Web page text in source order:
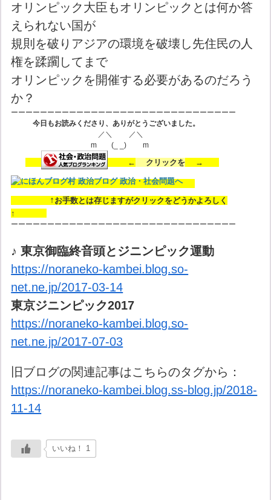
オリンピック大臣もオリンピックとは何か答
えられない国が
規則を破りアジアの環境を破壊し先住民の人
権を蹂躙してまで
オリンピックを開催する必要があるのだろう
か？
ーーーーーーーーーーーーーーーーーーーーーーーーーーーーーーー
今日もお読みくださり、ありがとうございました。
／＼ ／＼
m (_ _) m
← クリックを →
↑ お手数とは存じますがクリックをどうかよろしく
↑
ーーーーーーーーーーーーーーーーーーーーーーーーーーーーーーー
♪ 東京御臨終音頭とジニンピック運動
https://noraneko-kambei.blog.so-
net.ne.jp/2017-03-14
東京ジニンピック2017
https://noraneko-kambei.blog.so-
net.ne.jp/2017-07-03
旧ブログの関連記事はこちらのタグから：
https://noraneko-kambei.blog.ss-blog.jp/2018-
11-14
いいね！ 1